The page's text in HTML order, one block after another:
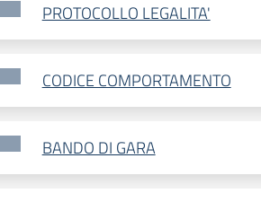
PROTOCOLLO LEGALITA'
CODICE COMPORTAMENTO
BANDO DI GARA